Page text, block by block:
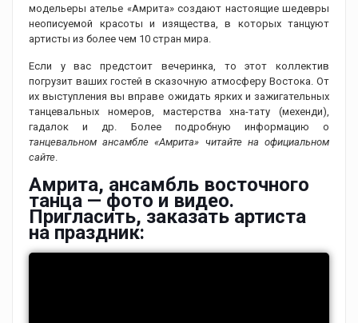
модельеры ателье «Амрита» создают настоящие шедевры
неописуемой красоты и изящества, в которых танцуют
артисты из более чем 10 стран мира.
Если у вас предстоит вечеринка, то этот коллектив
погрузит ваших гостей в сказочную атмосферу Востока. От
их выступления вы вправе ожидать ярких и зажигательных
танцевальных номеров, мастерства хна-тату (мехенди),
гадалок и др. Более подробную информацию о
танцевальном ансамбле «Амрита» читайте на официальном
сайте.
Амрита, ансамбль восточного
танца — фото и видео.
Пригласить, заказать артиста
на праздник: